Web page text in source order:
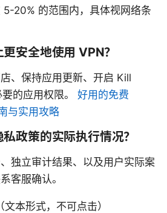
5-20% 的范围内，具体视网络条
安全地使用 VPN？
、保持应用更新、开启 Kill
的应用权限。 好用的免费
与实用攻略
政策的实际执行情况？
独立审计结果、以及用户实际案
客服确认。
本形式，不可点击）